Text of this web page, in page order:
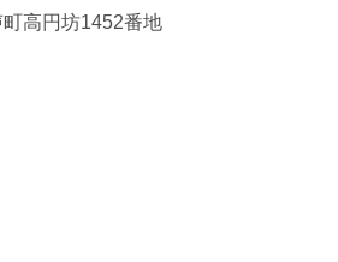
高円坊1452番地